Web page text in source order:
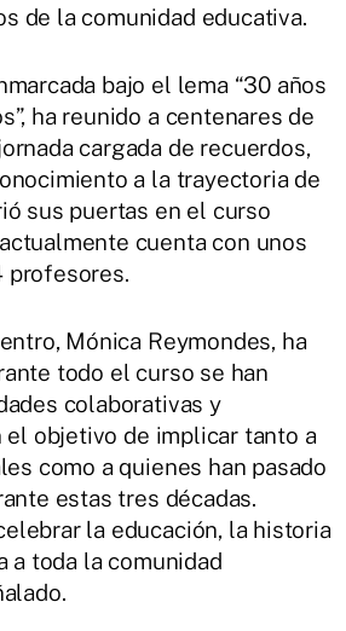
de la comunidad educativa.
bajo el lema “30 años
ha reunido a centenares de
cargada de recuerdos,
a la trayectoria de
sus puertas en el curso
cuenta con unos
profesores.
Mónica Reymondes, ha
todo el curso se han
colaborativas y
el objetivo de implicar tanto a
como a quienes han pasado
estas tres décadas.
la educación, la historia
a toda la comunidad